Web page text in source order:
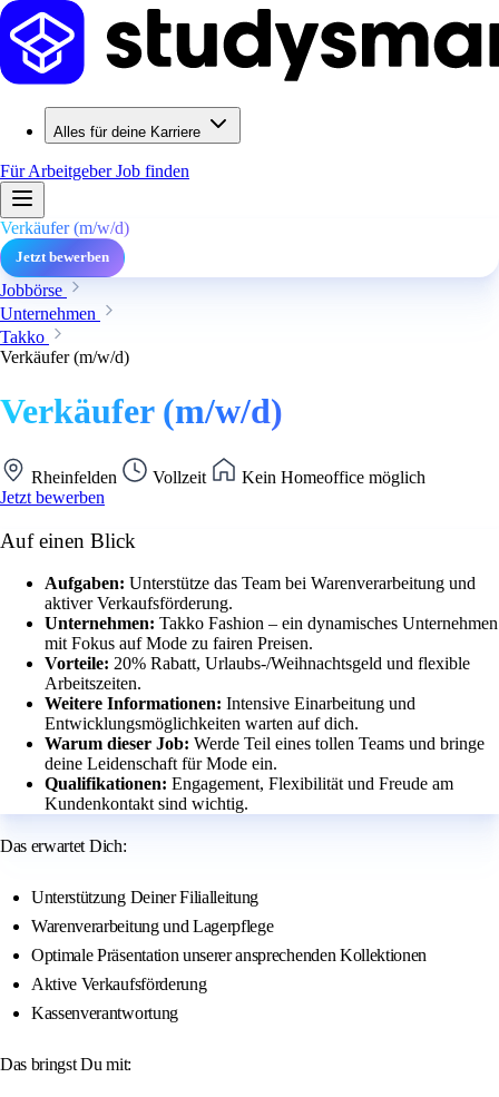
Alles für deine Karriere
Für ArbeitgeberJob finden
Verkäufer (m/w/d)
Jetzt bewerben
Jobbörse
Unternehmen
Takko
Verkäufer (m/w/d)
Verkäufer (m/w/d)
Rheinfelden Vollzeit
Kein Homeoffice möglich
Jetzt bewerben
Auf einen Blick
Aufgaben: Unterstütze das Team bei Warenverarbeitung und
aktiver Verkaufsförderung.
Unternehmen: Takko Fashion – ein dynamisches Unternehmen
mit Fokus auf Mode zu fairen Preisen.
Vorteile: 20% Rabatt, Urlaubs-/Weihnachtsgeld und flexible
Arbeitszeiten.
Weitere Informationen: Intensive Einarbeitung und
Entwicklungsmöglichkeiten warten auf dich.
Warum dieser Job: Werde Teil eines tollen Teams und bringe
deine Leidenschaft für Mode ein.
Qualifikationen: Engagement, Flexibilität und Freude am
Kundenkontakt sind wichtig.
Das erwartet Dich:
Unterstützung Deiner Filialleitung
Warenverarbeitung und Lagerpflege
Optimale Präsentation unserer ansprechenden Kollektionen
Aktive Verkaufsförderung
Kassenverantwortung
Das bringst Du mit: